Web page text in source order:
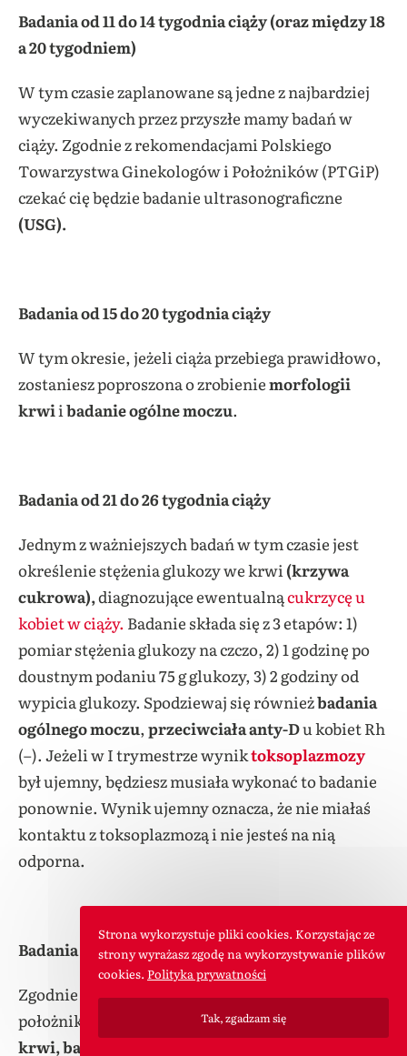
Badania od 11 do 14 tygodnia ciąży (oraz między 18
a 20 tygodniem)
W tym czasie zaplanowane są jedne z najbardziej
wyczekiwanych przez przyszłe mamy badań w
ciąży. Zgodnie z rekomendacjami Polskiego
Towarzystwa Ginekologów i Położników (PTGiP)
czekać cię będzie badanie ultrasonograficzne
(USG).
Badania od 15 do 20 tygodnia ciąży
W tym okresie, jeżeli ciąża przebiega prawidłowo,
zostaniesz poproszona o zrobieniemorfologii
krwiibadanie ogólne moczu.
Badania od 21 do 26 tygodnia ciąży
Jednym z ważniejszych badań w tym czasie jest
określenie stężenia glukozy we krwi(krzywa
cukrowa),diagnozujące ewentualnącukrzycę u
kobiet w ciąży. Badanie składa się z 3 etapów: 1)
pomiar stężenia glukozy na czczo, 2) 1 godzinę po
doustnym podaniu 75 g glukozy, 3) 2 godziny od
wypicia glukozy. Spodziewaj się równieżbadania
ogólnego moczu,przeciwciała anty-Du kobiet Rh
(–). Jeżeli w I trymestrze wyniktoksoplazmozy
był ujemny, będziesz musiała wykonać to badanie
ponownie. Wynik ujemny oznacza, że nie miałaś
kontaktu z toksoplazmozą i nie jesteś na nią
odporna.
Badania od 27 do 32 tygodnia ciąży
Zgodnie z kalendarzem badań w ciąży, ginekolog-
położnik zaleci ponowne sprawdzenie
krwi, badanie ogólne moczu, przeciwciała anty-D
Strona wykorzystuje pliki cookies. Korzystając ze
strony wyrażasz zgodę na wykorzystywanie plików
cookies. Polityka prywatności
Tak, zgadzam się